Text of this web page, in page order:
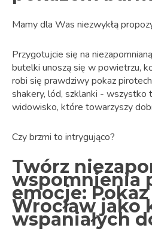
Mamy dla Was niezwykłą
Przygotujcie się na
butelki unoszą się w powietrzu,
robi się prawdziwy pokaz
shakery, lód, szklanki -
widowisko, które towarzyszy
Czy brzmi to intrygująco?
Twórz
wspomnienia
emocje:
Wrocław jako
wspaniałych